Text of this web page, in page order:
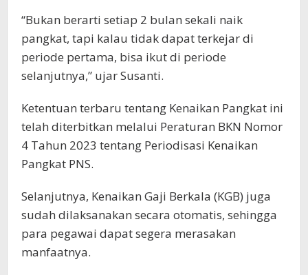
“Bukan berarti setiap 2 bulan sekali naik
pangkat, tapi kalau tidak dapat terkejar di
periode pertama, bisa ikut di periode
selanjutnya,” ujar Susanti.
Ketentuan terbaru tentang Kenaikan Pangkat ini
telah diterbitkan melalui Peraturan BKN Nomor
4 Tahun 2023 tentang Periodisasi Kenaikan
Pangkat PNS.
Selanjutnya, Kenaikan Gaji Berkala (KGB) juga
sudah dilaksanakan secara otomatis, sehingga
para pegawai dapat segera merasakan
manfaatnya.